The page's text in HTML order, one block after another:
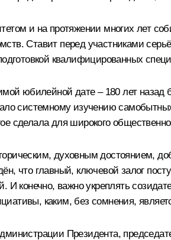
и на протяжении многих лет
Ставит перед участниками
квалифицированных
юбилейной дате – 180 лет назад
системному изучению
сделала для широкого
духовным достоянием,
что главный, ключевой залог
конечно, важно укреплять
каким, без сомнения,
Президента,